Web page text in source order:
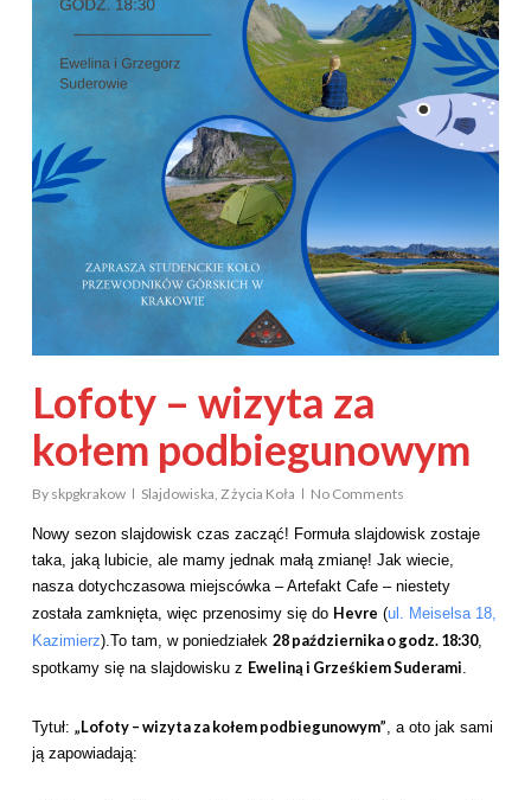
Lofoty – wizyta za
kołem podbiegunowym
By skpgkrakow Slajdowiska Z życia Koła No Comments
Nowy sezon slajdowisk czas zacząć! Formuła slajdowisk zostaje
taka, jaką lubicie, ale mamy jednak małą zmianę! Jak wiecie,
nasza dotychczasowa miejscówka – Artefakt Cafe – niestety
została zamknięta, więc przenosimy się do Hevre (ul. Meiselsa 18,
Kazimierz).To tam, w poniedziałek 28 października o godz. 18:30,
spotkamy się na slajdowisku z Eweliną i Grześkiem Suderami
Tytuł: „Lofoty – wizyta za kołem podbiegunowym” , a oto jak sami
ją zapowiadają: